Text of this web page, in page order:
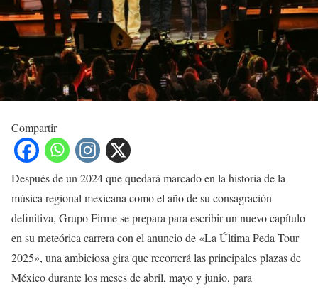
Compartir
Después de un 2024 que quedará marcado en la historia de la
música regional mexicana como el año de su consagración
definitiva, Grupo Firme se prepara para escribir un nuevo capítulo
en su meteórica carrera con el anuncio de «La Última Peda Tour
2025», una ambiciosa gira que recorrerá las principales plazas de
México durante los meses de abril, mayo y junio, para